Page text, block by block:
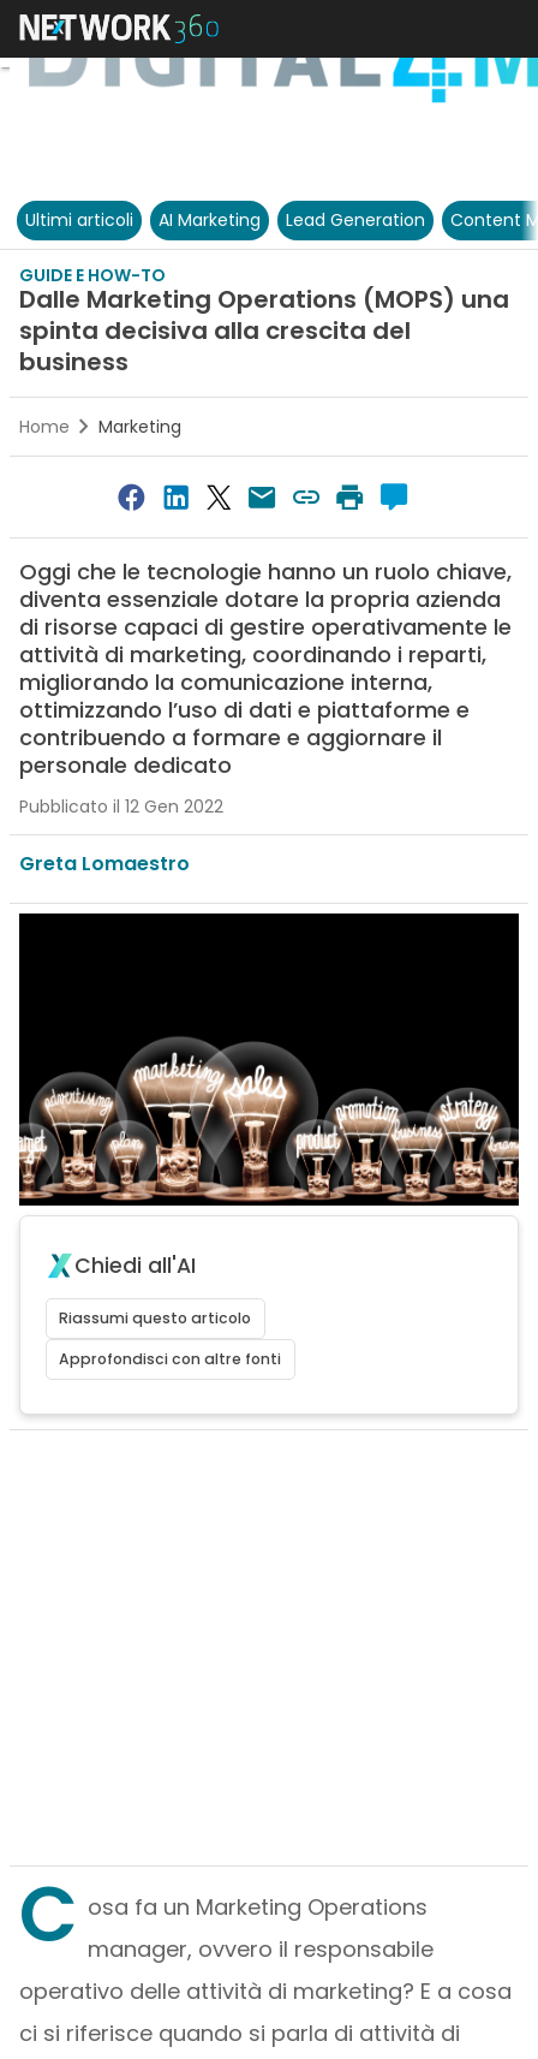
Ultimi articoli AI Marketing Lead Generation Content
GUIDE E HOW-TO
Dalle Marketing Operations (MOPS) una
spinta decisiva alla crescita del
business
Home Marketing
Oggi che le tecnologie hanno un ruolo chiave,
diventa essenziale dotare la propria azienda
di risorse capaci di gestire operativamente le
attività di marketing, coordinando i reparti,
migliorando la comunicazione interna,
ottimizzando l’uso di dati e piattaforme e
contribuendo a formare e aggiornare il
personale dedicato
Pubblicato il 12 Gen 2022
Greta Lomaestro
Chiedi all'AI
Riassumi questo articolo
Approfondisci con altre fonti
C osa fa un Marketing Operations
manager, ovvero il responsabile
operativo delle attività di marketing? E a cosa
ci si riferisce quando si parla di attività di